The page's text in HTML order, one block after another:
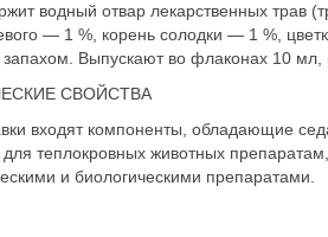
водный отвар лекарственных
— 1 %, корень солодки — 1 %,
Выпускают во флаконах 10 мл,
СВОЙСТВА
входят компоненты, обладающие
теплокровных животных
и биологическими препаратами.